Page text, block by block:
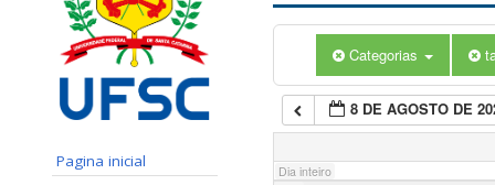
Pagina inicial
Categorias
8 DE AGOSTO DE
Dia inteiro